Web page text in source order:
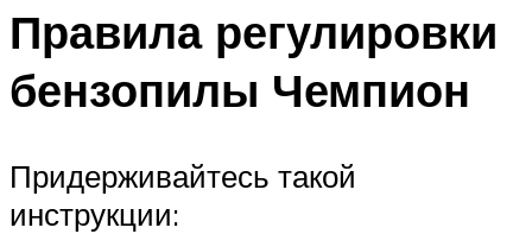
Правила регулировки
бензопилы Чемпион
Придерживайтесь такой
инструкции: